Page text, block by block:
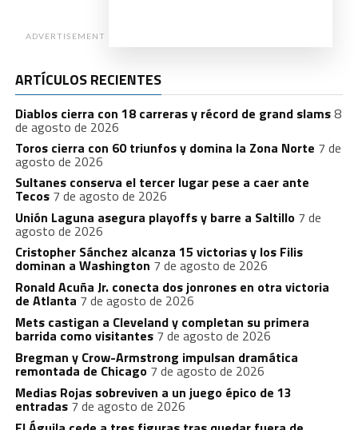
ADVERTISEMENT
ARTÍCULOS RECIENTES
Diablos cierra con 18 carreras y récord de grand slams8
de agosto de 2026
Toros cierra con 60 triunfos y domina la Zona Norte 7 de
agosto de 2026
Sultanes conserva el tercer lugar pese a caer ante
Tecos 7 de agosto de 2026
Unión Laguna asegura playoffs y barre a Saltillo 7 de
agosto de 2026
Cristopher Sánchez alcanza 15 victorias y los Filis
dominan a Washington 7 de agosto de 2026
Ronald Acuña Jr. conecta dos jonrones en otra victoria
de Atlanta 7 de agosto de 2026
Mets castigan a Cleveland y completan su primera
barrida como visitantes 7 de agosto de 2026
Bregman y Crow-Armstrong impulsan dramática
remontada de Chicago 7 de agosto de 2026
Medias Rojas sobreviven a un juego épico de 13
entradas 7 de agosto de 2026